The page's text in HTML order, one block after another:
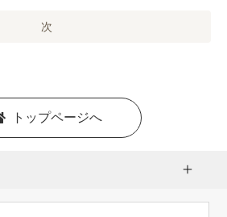
次
トップページへ